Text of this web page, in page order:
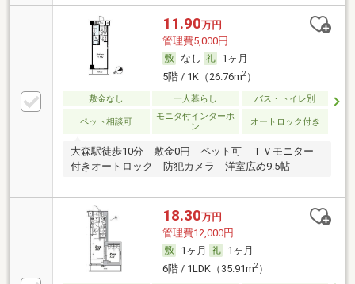
11.90万円
管理費5,000円
なし
1ヶ月
5階 / 1K（26.76m2）
敷金なし 一人暮らし バス・トイレ別
ペット相談可
モニタ付インターホ
ン
オートロック付き
大森駅徒歩10分 敷金0円 ペット可 ＴＶモニター
付きオートロック 防犯カメラ 洋室広め9.5帖
18.30万円
管理費12,000円
1ヶ月
1ヶ月
6階 / 1LDK（35.91m2）